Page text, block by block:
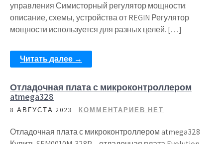
управления Симисторный регулятор мощности:
описание, схемы, устройства от REGIN Регулятор
мощности используется для разных целей. […]
Читать далее →
Отладочная плата с микроконтроллером
atmega328
8 АВГУСТА 2023 КОММЕНТАРИЕВ НЕТ
Отладочная плата с микроконтроллером atmega328